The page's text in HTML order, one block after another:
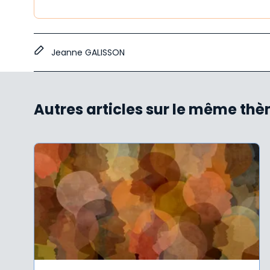
Jeanne GALISSON
Autres articles sur le même